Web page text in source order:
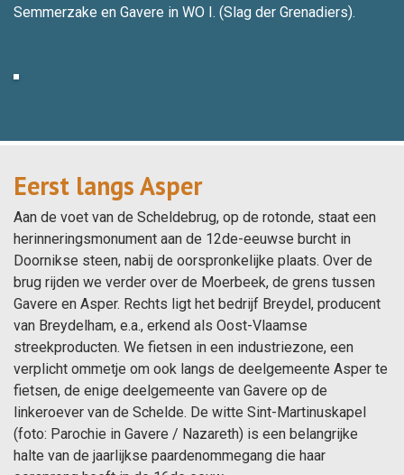
Semmerzake en Gavere in WO I. (Slag der Grenadiers).
Eerst langs Asper
Aan de voet van de Scheldebrug, op de rotonde, staat een
herinneringsmonument aan de 12de-eeuwse burcht in
Doornikse steen, nabij de oorspronkelijke plaats. Over de
brug rijden we verder over de Moerbeek, de grens tussen
Gavere en Asper. Rechts ligt het bedrijf Breydel, producent
van Breydelham, e.a., erkend als Oost-Vlaamse
streekproducten. We fietsen in een industriezone, een
verplicht ommetje om ook langs de deelgemeente Asper te
fietsen, de enige deelgemeente van Gavere op de
linkeroever van de Schelde. De witte Sint-Martinuskapel
(foto: Parochie in Gavere / Nazareth) is een belangrijke
halte van de jaarlijkse paardenommegang die haar